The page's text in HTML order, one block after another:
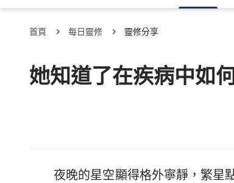
首頁 每日靈修 靈修分享
她知道了在疾病中如
夜晚的星空顯得格外寧靜，繁星